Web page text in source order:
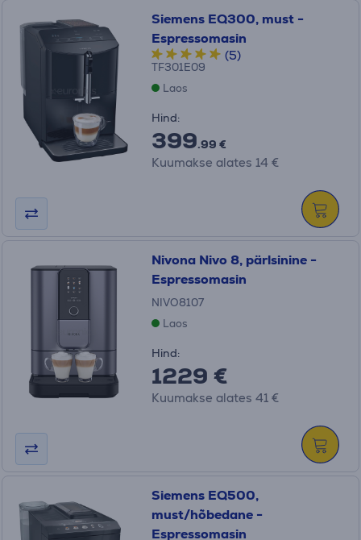
Siemens EQ300, must -
Espressomasin
(5)
TF301E09
Laos
Hind:
399.99 €
Kuumakse alates 14 €
Nivona Nivo 8, pärlsinine -
Espressomasin
NIVO8107
Laos
Hind:
1229 €
Kuumakse alates 41 €
Siemens EQ500,
must/hõbedane -
Espressomasin